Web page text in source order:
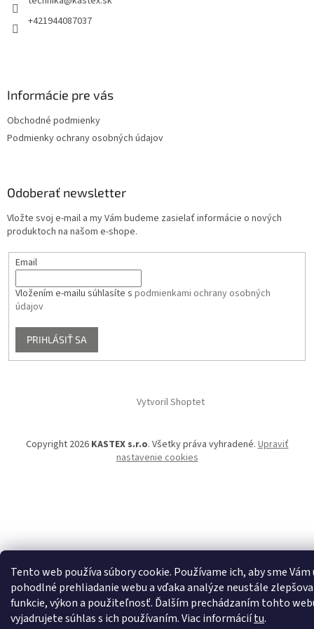
Tento web používa súbory cookie. Používame ich, aby sme
pohodlné prehliadanie webu a vďaka analýze neustále
funkcie, výkon a použiteľnosť. Ďalším prechádzaním tohto
vyjadrujete súhlas s ich používaním. Viac informáciítu.
+421944087037
Informácie pre vás
Obchodné podmienky
Podmienky ochrany osobných údajov
Odoberať newsletter
Vložte svoj e-mail a my Vám budeme zasielať informácie o nových
produktoch na našom e-shope.
Email
Vložením e-mailu súhlasíte s podmienkami ochrany osobných
údajov
PRIHLÁSIŤ SA
Vytvoril Shoptet
Copyright 2026 KASTEX s.r.o. Všetky práva vyhradené. Upraviť
nastavenie cookies